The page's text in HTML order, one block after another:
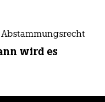
wird es